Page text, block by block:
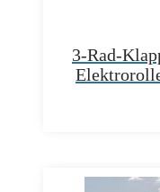
3-Rad-